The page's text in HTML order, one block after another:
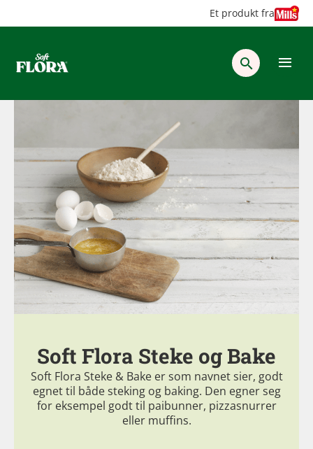
Et produkt fra
Soft Flora Steke og Bake
Soft Flora Steke & Bake er som navnet sier, godt
egnet til både steking og baking. Den egner seg
for eksempel godt til paibunner, pizzasnurrer
eller muffins.